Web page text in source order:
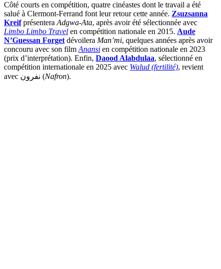
Côté courts en compétition, quatre cinéastes dont le travail a été
salué à Clermont-Ferrand font leur retour cette année. Zsuzsanna
KreifprésenteraAdgwa-Ata, après avoir été sélectionnée avec
Limbo Limbo Travel en compétition nationale en 2015. Aude
N’Guessan Forgetdévoilera Man’mi, quelques années après avoir
concouru avec son filmAnansi en compétition nationale en 2023
(prix d’interprétation). Enfin, Daood Alabdulaa, sélectionné en
compétition internationale en 2025 avec Walud (fertilité), revient
avec نفرون (Nafron).